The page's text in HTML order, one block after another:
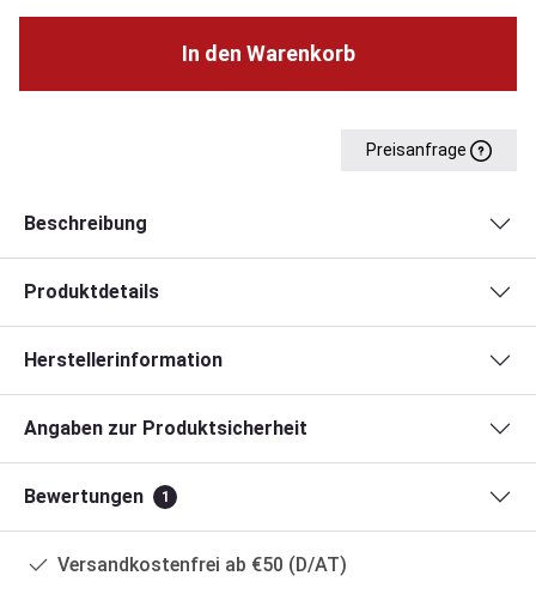
In den Warenkorb
Preisanfrage
Beschreibung
Produktdetails
Herstellerinformation
Angaben zur Produktsicherheit
Bewertungen 1
Versandkostenfrei ab €50 (D/AT)